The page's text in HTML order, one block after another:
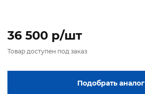
36 500 p/шт
Товар доступен под заказ
Подобрать аналог